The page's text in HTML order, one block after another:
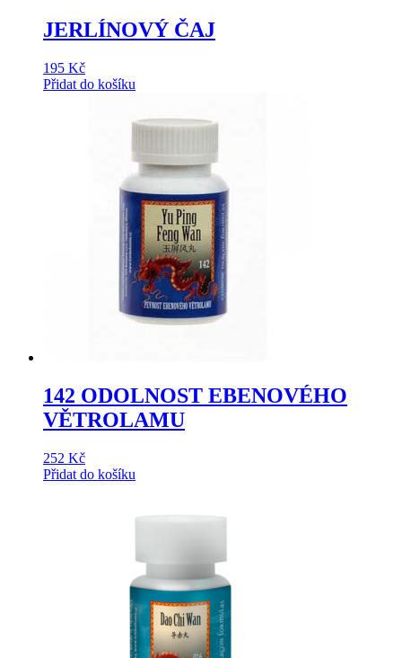
JERLÍNOVÝ ČAJ
195 Kč
Přidat do košíku
142 ODOLNOST EBENOVÉHO
VĚTROLAMU
252 Kč
Přidat do košíku